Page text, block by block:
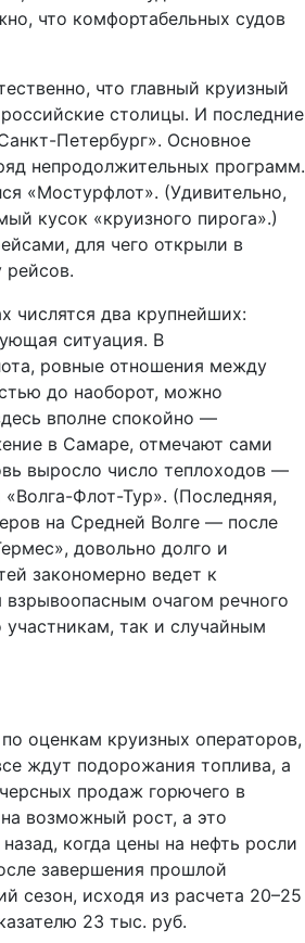
что комфортабельных судов
что главный круизный
столицы. И последние
Петербург». Основное
непродолжительных программ.
«Мостурфлот». (Удивительно,
кусок «круизного пирога».)
для чего открыли в
рейсов.
числятся два крупнейших:
ситуация. В
ровные отношения между
до наоборот, можно
вполне спокойно —
в Самаре, отмечают сами
выросло число теплоходов —
Флот-Тур». (Последняя,
на Средней Волге — после
довольно долго и
закономерно ведет к
очагом речного
так и случайным
оценкам круизных операторов,
ждут подорожания топлива, а
продаж горючего в
возможный рост, а это
когда цены на нефть росли
завершения прошлой
сезон, исходя из расчета 20–25
23 тыс. руб.